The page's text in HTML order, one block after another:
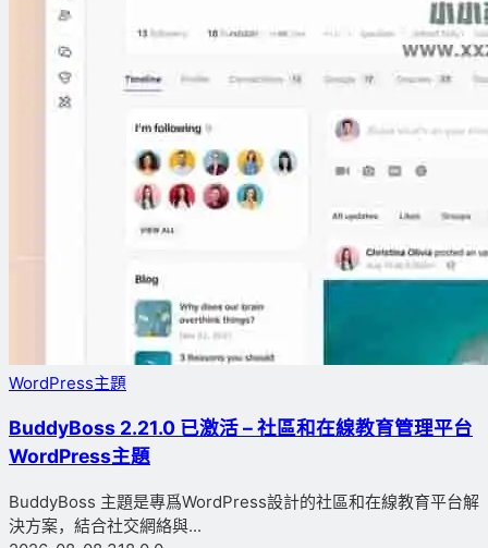
WordPress主題
BuddyBoss 2.21.0 已激活 – 社區和在線教育管理平台
WordPress主題
BuddyBoss 主題是專爲WordPress設計的社區和在線教育平台解
決方案，結合社交網絡與...